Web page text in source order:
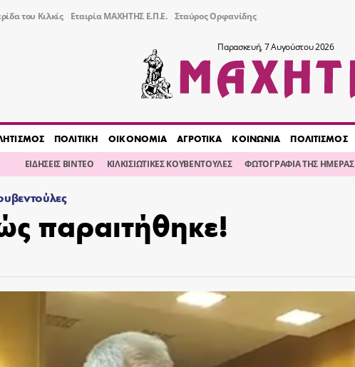
του Κιλκίς Εταιρία ΜΑΧΗΤΗΣ Ε.Π.Ε. Σταύρος Ορφανίδης
Παρασκευή, 7 Αυγούστου 2026
ΠΟΛΙΤΙΚΗ ΟΙΚΟΝΟΜΙΑ ΑΓΡΟΤΙΚΑ ΚΟΙΝΩΝΙΑ ΠΟΛΙΤΙΣΜΟΣ
ΕΙΔΗΣΕΙΣ ΒΙΝΤΕΟ ΚΙΛΚΙΣΙΩΤΙΚΕΣ ΚΟΥΒΕΝΤΟΥΛΕΣ ΦΩΤΟΓΡΑΦΙΑ ΤΗΣ ΗΜΕΡΑΣ
παραιτήθηκε!